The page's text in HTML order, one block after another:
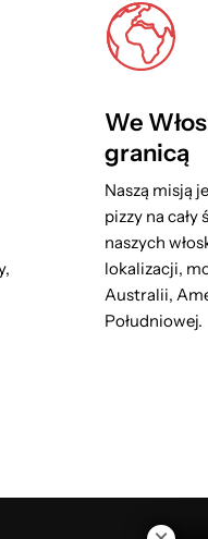
We
granicą
Naszą misją
pizzy na
naszych
lokalizacji,
Australii,
Południowej.